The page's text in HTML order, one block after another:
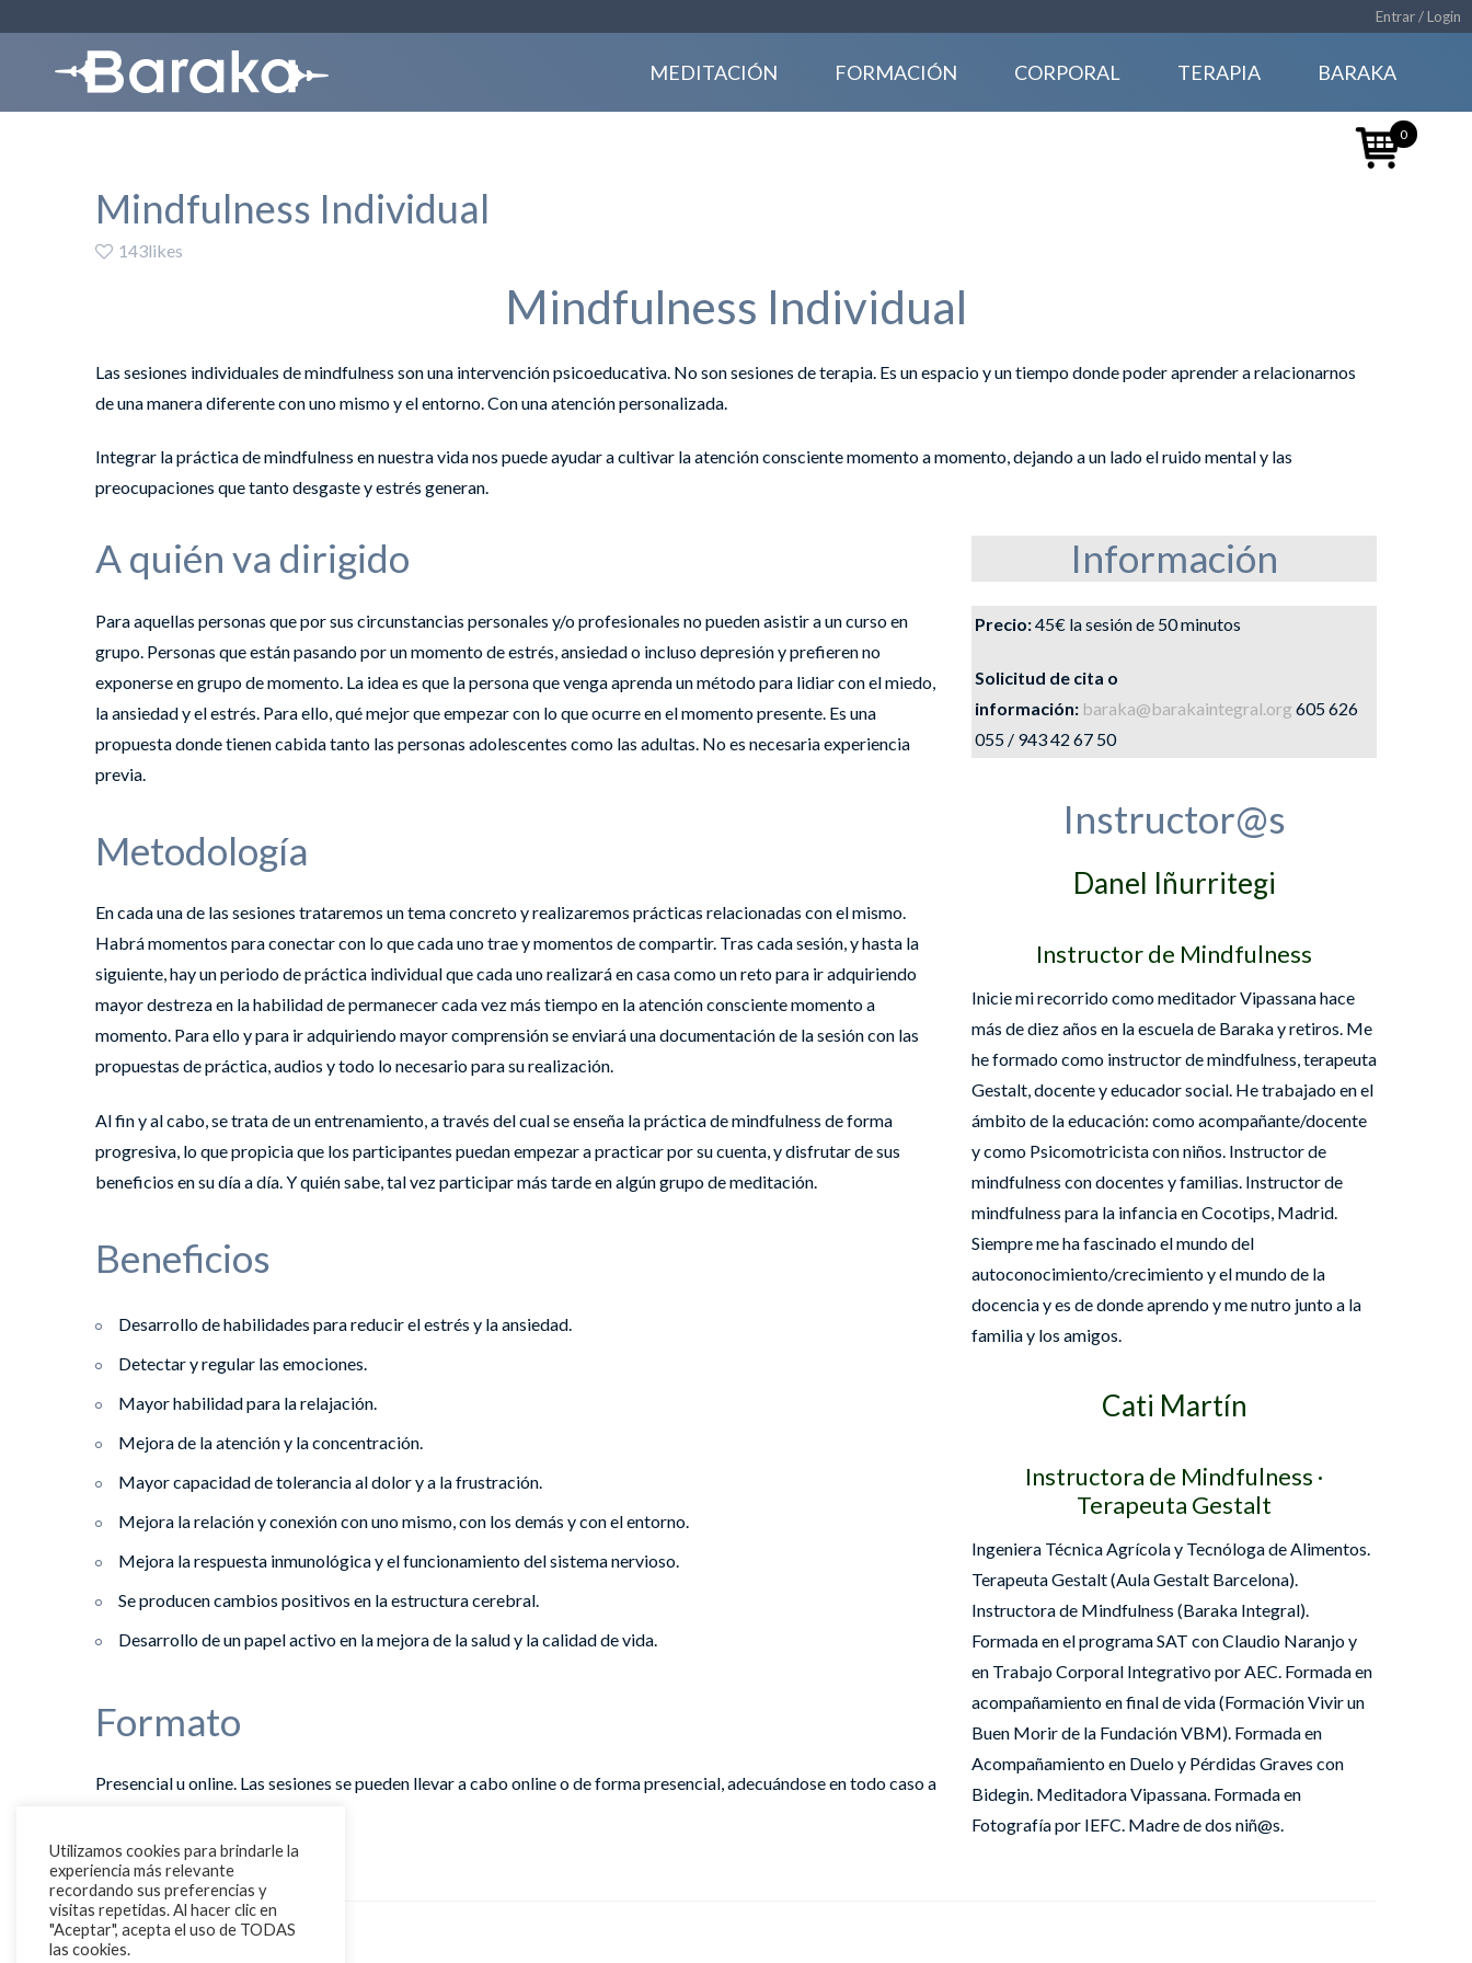
Entrar / Login
MEDITACIÓN FORMACIÓN CORPORAL TERAPIA BARAKA
Mindfulness Individual
143likes
Mindfulness Individual
Las sesiones individuales de mindfulness son una intervención psicoeducativa. No son sesiones de terapia. Es un espacio y un tiempo donde poder aprender a relacionarnos
de una manera diferente con uno mismo y el entorno. Con una atención personalizada.
Integrar la práctica de mindfulness en nuestra vida nos puede ayudar a cultivar la atención consciente momento a momento, dejando a un lado el ruido mental y las
preocupaciones que tanto desgaste y estrés generan.
A quién va dirigido
Para aquellas personas que por sus circunstancias personales y/o profesionales no pueden asistir a un curso en
grupo. Personas que están pasando por un momento de estrés, ansiedad o incluso depresión y prefieren no
exponerse en grupo de momento. La idea es que la persona que venga aprenda un método para lidiar con el miedo,
la ansiedad y el estrés. Para ello, qué mejor que empezar con lo que ocurre en el momento presente. Es una
propuesta donde tienen cabida tanto las personas adolescentes como las adultas. No es necesaria experiencia
previa.
Metodología
En cada una de las sesiones trataremos un tema concreto y realizaremos prácticas relacionadas con el mismo.
Habrá momentos para conectar con lo que cada uno trae y momentos de compartir. Tras cada sesión, y hasta la
siguiente, hay un periodo de práctica individual que cada uno realizará en casa como un reto para ir adquiriendo
mayor destreza en la habilidad de permanecer cada vez más tiempo en la atención consciente momento a
momento. Para ello y para ir adquiriendo mayor comprensión se enviará una documentación de la sesión con las
propuestas de práctica, audios y todo lo necesario para su realización.
Al fin y al cabo, se trata de un entrenamiento, a través del cual se enseña la práctica de mindfulness de forma
progresiva, lo que propicia que los participantes puedan empezar a practicar por su cuenta, y disfrutar de sus
beneficios en su día a día. Y quién sabe, tal vez participar más tarde en algún grupo de meditación.
Beneficios
Desarrollo de habilidades para reducir el estrés y la ansiedad.
Detectar y regular las emociones.
Mayor habilidad para la relajación.
Mejora de la atención y la concentración.
Mayor capacidad de tolerancia al dolor y a la frustración.
Mejora la relación y conexión con uno mismo, con los demás y con el entorno.
Mejora la respuesta inmunológica y el funcionamiento del sistema nervioso.
Se producen cambios positivos en la estructura cerebral.
Desarrollo de un papel activo en la mejora de la salud y la calidad de vida.
Formato
Presencial u online. Las sesiones se pueden llevar a cabo online o de forma presencial, adecuándose en todo caso a
Información
Precio:45€ la sesión de 50 minutos
Solicitud de cita o
información: baraka@barakaintegral.org 605 626
055 / 943 42 67 50
Instructor@s
Danel Iñurritegi
Instructor de Mindfulness
Inicie mi recorrido como meditador Vipassana hace
más de diez años en la escuela de Baraka y retiros. Me
he formado como instructor de mindfulness, terapeuta
Gestalt, docente y educador social. He trabajado en el
ámbito de la educación: como acompañante/docente
y como Psicomotricista con niños. Instructor de
mindfulness con docentes y familias. Instructor de
mindfulness para la infancia en Cocotips, Madrid.
Siempre me ha fascinado el mundo del
autoconocimiento/crecimiento y el mundo de la
docencia y es de donde aprendo y me nutro junto a la
familia y los amigos.
Cati Martín
Instructora de Mindfulness ·
Terapeuta Gestalt
Ingeniera Técnica Agrícola y Tecnóloga de Alimentos.
Terapeuta Gestalt (Aula Gestalt Barcelona).
Instructora de Mindfulness (Baraka Integral).
Formada en el programa SAT con Claudio Naranjo y
en Trabajo Corporal Integrativo por AEC. Formada en
acompañamiento en final de vida (Formación Vivir un
Buen Morir de la Fundación VBM). Formada en
Acompañamiento en Duelo y Pérdidas Graves con
Bidegin. Meditadora Vipassana. Formada en
Fotografía por IEFC. Madre de dos niñ@s.
MINDFULNESS
Utilizamos cookies para brindarle la
experiencia más relevante
recordando sus preferencias y
visitas repetidas. Al hacer clic en
"Aceptar", acepta el uso de TODAS
las cookies.
0